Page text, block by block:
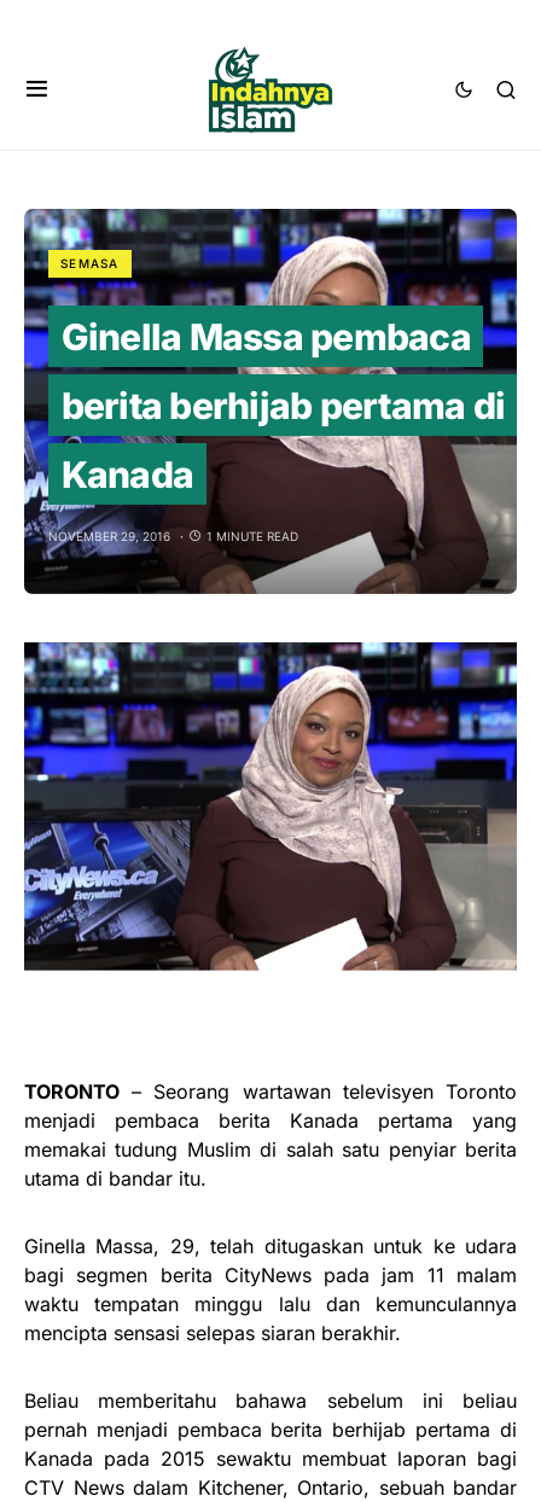
SEMASA
Ginella Massa pembaca
berita berhijab pertama di
Kanada
NOVEMBER 29, 2016 1 MINUTE READ
TORONTO – Seorang wartawan televisyen Toronto
menjadi pembaca berita Kanada pertama yang
memakai tudung Muslim di salah satu penyiar berita
utama di bandar itu.
Ginella Massa, 29, telah ditugaskan untuk ke udara
bagi segmen berita CityNews pada jam 11 malam
waktu tempatan minggu lalu dan kemunculannya
mencipta sensasi selepas siaran berakhir.
Beliau memberitahu bahawa sebelum ini beliau
pernah menjadi pembaca berita berhijab pertama di
Kanada pada 2015 sewaktu membuat laporan bagi
CTV News dalam Kitchener, Ontario, sebuah bandar